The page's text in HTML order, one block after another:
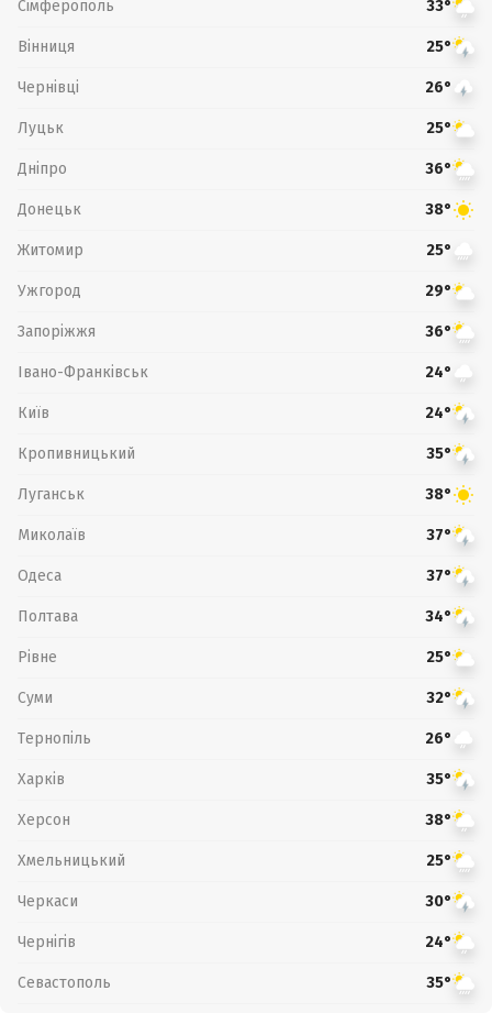
Сімферополь 33°
Вінниця 25°
Чернівці 26°
Луцьк 25°
Дніпро 36°
Донецьк 38°
Житомир 25°
Ужгород 29°
Запоріжжя 36°
Івано-Франківськ 24°
Київ 24°
Кропивницький 35°
Луганськ 38°
Миколаїв 37°
Одеса 37°
Полтава 34°
Рівне 25°
Суми 32°
Тернопіль 26°
Харків 35°
Херсон 38°
Хмельницький 25°
Черкаси 30°
Чернігів 24°
Севастополь 35°